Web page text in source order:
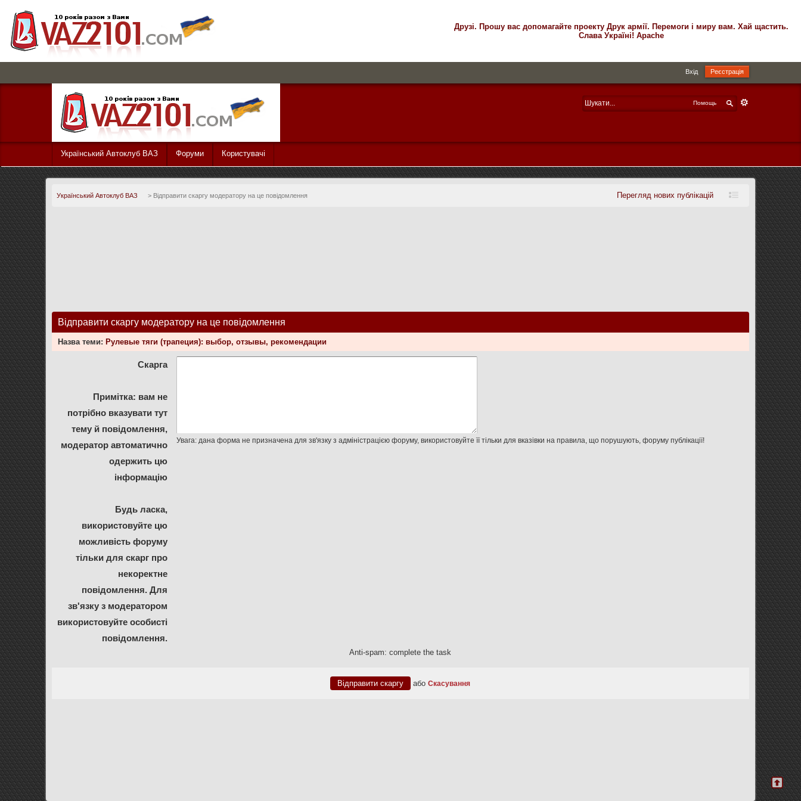
Друзі. Прошу вас допомагайте проекту Друк армії. Перемоги і миру вам. Хай щастить.
Слава Україні! Apache
Вхід Реєстрація
Помощь
Український Автоклуб ВАЗ Форуми Користувачі
Український Автоклуб ВАЗ > Відправити скаргу модератору на це повідомлення Перегляд нових публікацій
Відправити скаргу модератору на це повідомлення
Назва теми: Рулевые тяги (трапеция): выбор, отзывы, рекомендации
Скарга
Примітка: вам не
потрібно вказувати тут
тему й повідомлення,
модератор автоматично
одержить цю
інформацію
Будь ласка,
використовуйте цю
можливість форуму
тільки для скарг про
некоректне
повідомлення. Для
зв'язку з модератором
використовуйте особисті
повідомлення.
Увага: дана форма не призначена для зв'язку з адміністрацією форуму, використовуйте її тільки для вказівки на правила, що порушують, форуму публікації!
Anti-spam: complete the task
абоСкасування